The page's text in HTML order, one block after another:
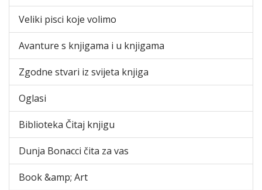
Veliki pisci koje volimo
Avanture s knjigama i u knjigama
Zgodne stvari iz svijeta knjiga
Oglasi
Biblioteka Čitaj knjigu
Dunja Bonacci čita za vas
Book &amp; Art